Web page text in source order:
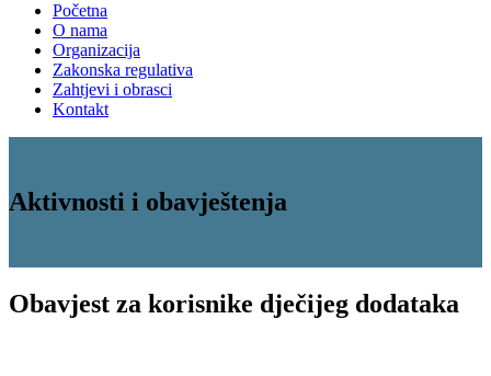
Početna
O nama
Organizacija
Zakonska regulativa
Zahtjevi i obrasci
Kontakt
Aktivnosti i obavještenja
Obavjest za korisnike dječijeg dodataka